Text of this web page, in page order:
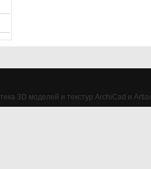
3D моделей и текстур ArchiCad и